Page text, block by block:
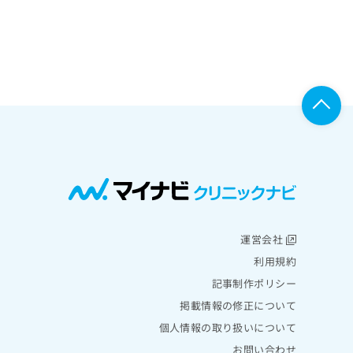
運営会社
利用規約
記事制作ポリシー
掲載情報の修正について
個人情報の取り扱いについて
お問い合わせ